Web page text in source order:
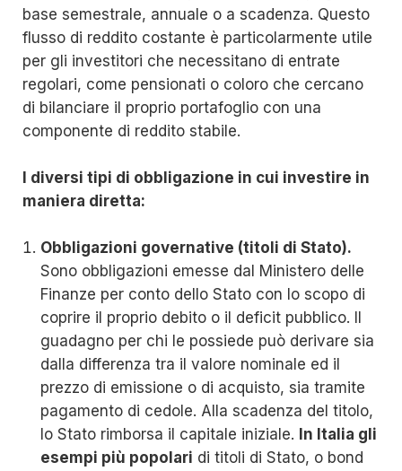
base semestrale, annuale o a scadenza. Questo
flusso di reddito costante è particolarmente utile
per gli investitori che necessitano di entrate
regolari, come pensionati o coloro che cercano
di bilanciare il proprio portafoglio con una
componente di reddito stabile.
I diversi tipi di obbligazione in cui investire in
maniera diretta:
Obbligazioni governative (titoli di Stato).
Sono obbligazioni emesse dal Ministero delle
Finanze per conto dello Stato con lo scopo di
coprire il proprio debito o il deficit pubblico. Il
guadagno per chi le possiede può derivare sia
dalla differenza tra il valore nominale ed il
prezzo di emissione o di acquisto, sia tramite
pagamento di cedole. Alla scadenza del titolo,
lo Stato rimborsa il capitale iniziale. In Italia gli
esempi più popolari di titoli di Stato, o bond